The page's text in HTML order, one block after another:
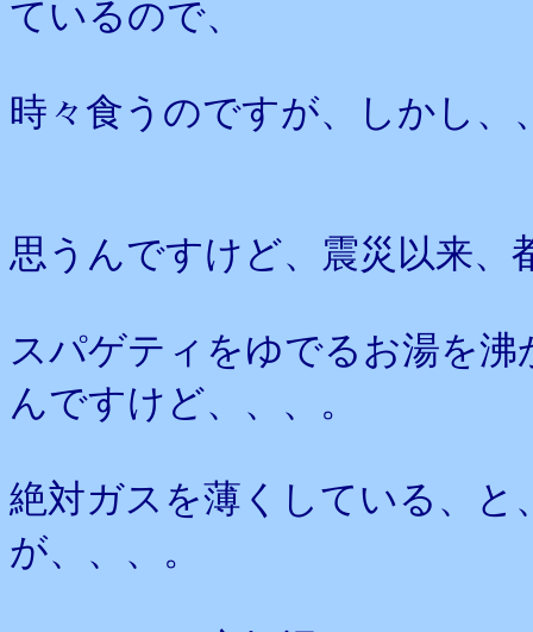
ているので、
時々食うのですが、しかし、
思うんですけど、震災以来、
スパゲティをゆでるお湯を
んですけど、、、。
絶対ガスを薄くしている、と
が、、、。